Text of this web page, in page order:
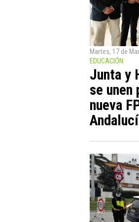
Martes, 17 de
EDUCACIÓN
Junta y
se unen
nueva